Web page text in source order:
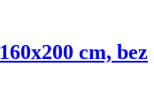
160x200 cm, bez